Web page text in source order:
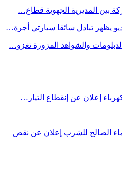
بين المديرية الجهوية قطاع…
يظهر تبادل سائقا سيارتي أجرة…
والشواهد المزورة تغزو…
إعلان عن إنقطاع التيار…
الصالح للشرب إعلان عن نقص